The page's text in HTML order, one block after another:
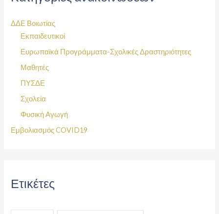
ΔΔΕ Βοιωτίας
Εκπαιδευτικοί
Ευρωπαϊκά Προγράμματα-Σχολικές Δραστηριότητες
Μαθητές
ΠΥΣΔΕ
Σχολεία
Φυσική Αγωγή
Εμβολιασμός COVID19
Ετικέτες